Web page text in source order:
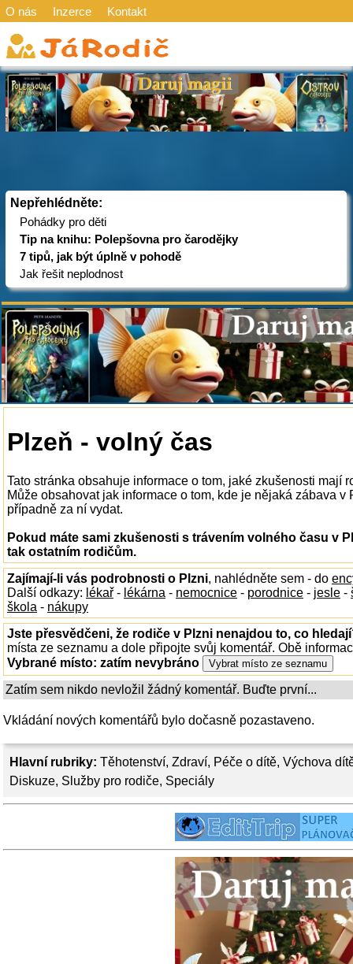
O nás Inzerce Kontakt
Nepřehlédněte:
Pohádky pro děti
Tip na knihu: Polepšovna pro čarodějky
7 tipů, jak být úplně v pohodě
Jak řešit neplodnost
Hlavní rubriky: Těhotenství, Zdraví, Péče o dítě, Výchova
Diskuze, Služby pro rodiče, Speciály
Plzeň - volný čas
Tato stránka obsahuje informace o tom, jaké zkušenosti mají
Může obsahovat jak informace o tom, kde je nějaká zábava v
případně za ní vydat.
Pokud máte sami zkušenosti s trávením volného času v
tak ostatním rodičům.
Zajímají-li vás podrobnosti o Plzni, nahlédněte sem - do
Další odkazy: lékař - lékárna - nemocnice - porodnice - jesle -
škola - nákupy
Jste přesvědčeni, že rodiče v Plzni nenajdou to, co
místa ze seznamu a dole připojte svůj komentář. Obě
Vybrané místo: zatím nevybráno
Zatím sem nikdo nevložil žádný komentář. Buďte první...
Vkládání nových komentářů bylo dočasně pozastaveno.